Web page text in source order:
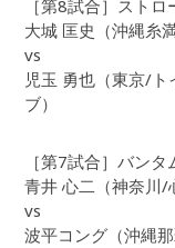
［第8試合］スト
大城 匡史（沖縄糸
vs
児玉 勇也（東京/
ブ）
［第7試合］バン
青井 心二（神奈川/
vs
波平コング（沖縄